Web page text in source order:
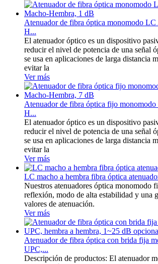
Atenuador de fibra óptica monomodo
H...
El atenuador óptico es un dispositivo
reducir el nivel de potencia de una señal
se usa en aplicaciones de larga distancia
evitar la
Ver más
Atenuador de fibra óptica fijo
H...
El atenuador óptico es un dispositivo
reducir el nivel de potencia de una señal
se usa en aplicaciones de larga distancia
evitar la
Ver más
LC macho a hembra fibra óptica
Nuestros atenuadores óptica monomodo
reflexión, modo de alta estabilidad y una
valores de atenuación.
Ver más
Atenuador de fibra óptica con brida fija
UPC,...
Descripción de productos: El atenuador